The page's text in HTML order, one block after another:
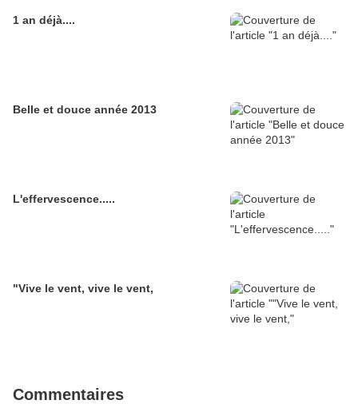
1 an déjà....
Belle et douce année 2013
L'effervescence.....
"Vive le vent, vive le vent,
Commentaires